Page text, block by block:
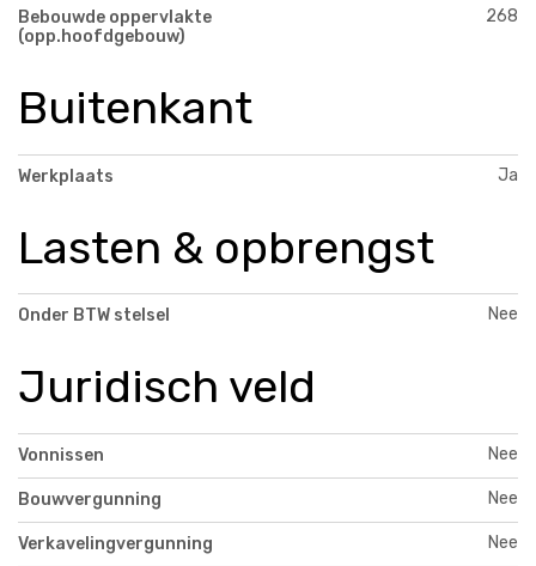
Bebouwde oppervlakte
(opp.hoofdgebouw)
268
Buitenkant
Werkplaats Ja
Lasten & opbrengst
Onder BTW stelsel Nee
Juridisch veld
Vonnissen Nee
Bouwvergunning Nee
Verkavelingvergunning Nee